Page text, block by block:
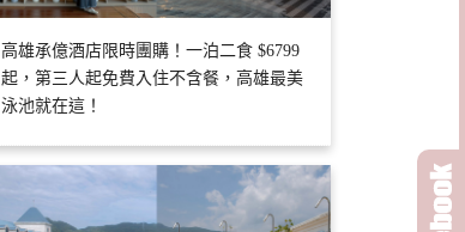
高雄承億酒店限時團購！一泊二食 $6799
起，第三人起免費入住不含餐，高雄最美
泳池就在這！